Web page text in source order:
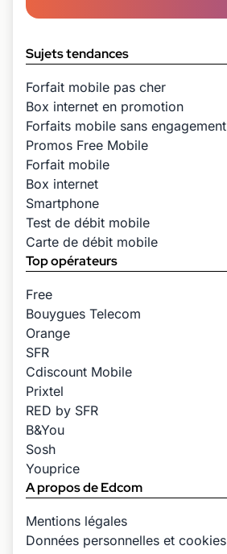
Sujets tendances
Forfait mobile pas cher
Box internet en promotion
Forfaits mobile sans engagement
Promos Free Mobile
Forfait mobile
Box internet
Smartphone
Test de débit mobile
Carte de débit mobile
Top opérateurs
Free
Bouygues Telecom
Orange
SFR
Cdiscount Mobile
Prixtel
RED by SFR
B&You
Sosh
Youprice
A propos de Edcom
Mentions légales
Données personnelles et cookies